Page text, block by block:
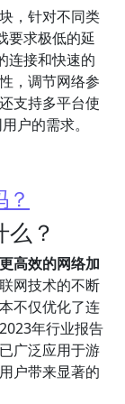
，针对不同类
要求极低的延
连接和快速的
，调节网络参
支持多平台使
户的需求。
？
高效的网络加
网技术的不断
不仅优化了连
年行业报告
广泛应用于游
户带来显著的